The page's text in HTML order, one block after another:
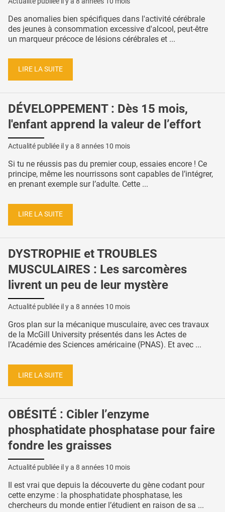
Des anomalies bien spécifiques dans l'activité cérébrale
des jeunes à consommation excessive d'alcool, peut-être
un marqueur précoce de lésions cérébrales et ...
LIRE LA SUITE
DÉVELOPPEMENT : Dès 15 mois,
l'enfant apprend la valeur de l’effort
Actualité publiée il y a 8 années 10 mois
Si tu ne réussis pas du premier coup, essaies encore ! Ce
principe, même les nourrissons sont capables de l’intégrer,
en prenant exemple sur l’adulte. Cette ...
LIRE LA SUITE
DYSTROPHIE et TROUBLES
MUSCULAIRES : Les sarcomères
livrent un peu de leur mystère
Actualité publiée il y a 8 années 10 mois
Gros plan sur la mécanique musculaire, avec ces travaux
de la McGill University présentés dans les Actes de
l’Académie des Sciences américaine (PNAS). Et avec ...
LIRE LA SUITE
OBÉSITÉ : Cibler l’enzyme
phosphatidate phosphatase pour faire
fondre les graisses
Actualité publiée il y a 8 années 10 mois
Il est vrai que depuis la découverte du gène codant pour
cette enzyme : la phosphatidate phosphatase, les
chercheurs du monde entier l’étudient en raison de sa ...